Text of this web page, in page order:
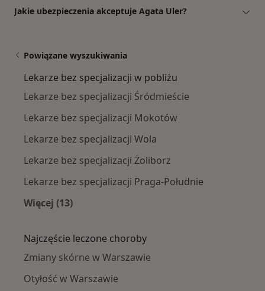
Jakie ubezpieczenia akceptuje Agata Uler?
Powiązane wyszukiwania
Lekarze bez specjalizacji w pobliżu
Lekarze bez specjalizacji Śródmieście
Lekarze bez specjalizacji Mokotów
Lekarze bez specjalizacji Wola
Lekarze bez specjalizacji Żoliborz
Lekarze bez specjalizacji Praga-Południe
Więcej (13)
Najczęście leczone choroby
Zmiany skórne w Warszawie
Otyłość w Warszawie